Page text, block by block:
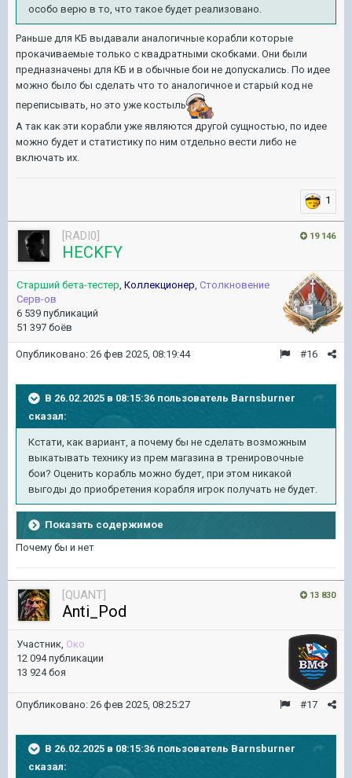
особо верю в то, что такое будет реализовано.
Раньше для КБ выдавали аналогичные корабли которые
прокачиваемые только с квадратными скобками. Они были
предназначены для КБ и в обычные бои не допускались. По идее
можно было бы сделать что то аналогичное и старый код не
переписывать, но это уже костыль
А так как эти корабли уже являются другой сущностью, по идее
можно будет и статистику по ним отдельно вести либо не
включать их.
1
19 146
[RADI0]
HECKFY
Старший бета-тестер Коллекционер Столкновение
Серв-ов
6 539 публикаций
51 397 боёв
#16
Опубликовано: 26 фев 2025, 08:19:44
В 26.02.2025 в 08:15:36 пользователь Barnsburner
сказал:
Кстати, как вариант, а почему бы не сделать возможным
выкатывать технику из прем магазина в тренировочные
бои? Оценить корабль можно будет, при этом никакой
выгоды до приобретения корабля игрок получать не будет.
Показать содержимое
Почему бы и нет
13 830
[QUANT]
Anti_Pod
Участник, Око
12 094 публикации
13 924 боя
#17
Опубликовано: 26 фев 2025, 08:25:27
В 26.02.2025 в 08:15:36 пользователь Barnsburner
сказал: